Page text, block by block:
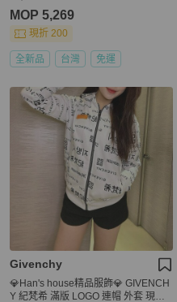
MOP 5,269
現折 200
全新品 台灣 免運
Givenchy
💎Han's house精品服飾💎 GIVENCH
Y 紀梵希 滿版 LOGO 連帽 外套 現貨